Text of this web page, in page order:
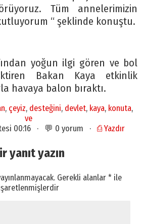
Tüm annelerimizin
“ şeklinde konuştu.
yoğun ilgi gören ve bol
Bakan Kaya etkinlik
havaya balon bıraktı.
, çeyiz, desteğini, devlet, kaya, konuta,
ve
00:16 · 💬 0 yorum · ⎙ Yazdır
yanıt yazın
Gerekli alanlar* ile